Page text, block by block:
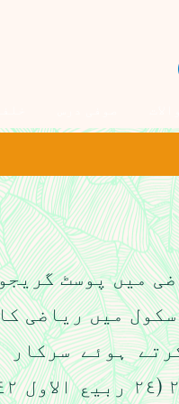
میں پوسٹ
میں ریاضی
ہوئے سرکار